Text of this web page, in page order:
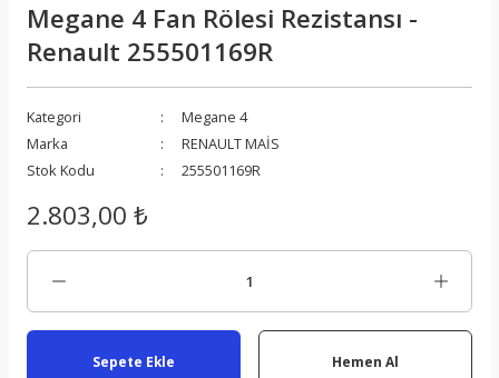
Megane 4 Fan Rölesi Rezistansı -
Renault 255501169R
Kategori
Megane 4
Marka
RENAULT MAİS
Stok Kodu
255501169R
2.803,00 ₺
Sepete Ekle Hemen Al